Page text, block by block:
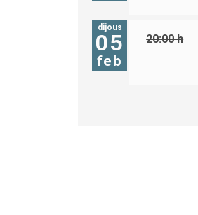
dijous
05
feb
20:00 h